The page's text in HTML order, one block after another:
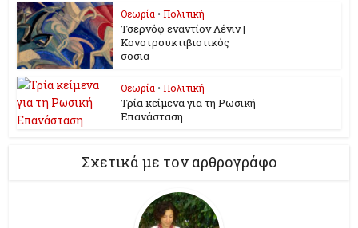
Θεωρία • Πολιτική
Τσερνόφ εναντίον Λένιν |
Κονστρουκτιβιστικός
σοσια
Θεωρία • Πολιτική
Τρία κείμενα για τη Ρωσική
Επανάσταση
Σχετικά με τον αρθρογράφο